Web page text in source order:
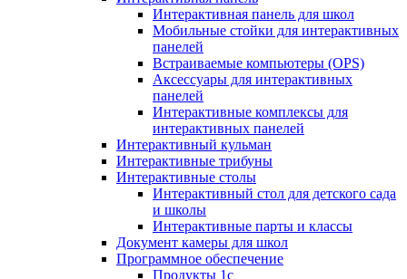
Интерактивная панель для школ
Мобильные стойки для интерактивных
панелей
Встраиваемые компьютеры (OPS)
Аксессуары для интерактивных
панелей
Интерактивные комплексы для
интерактивных панелей
Интерактивный кульман
Интерактивные трибуны
Интерактивные столы
Интерактивный стол для детского сада
и школы
Интерактивные парты и классы
Документ камеры для школ
Программное обеспечение
Продукты 1с